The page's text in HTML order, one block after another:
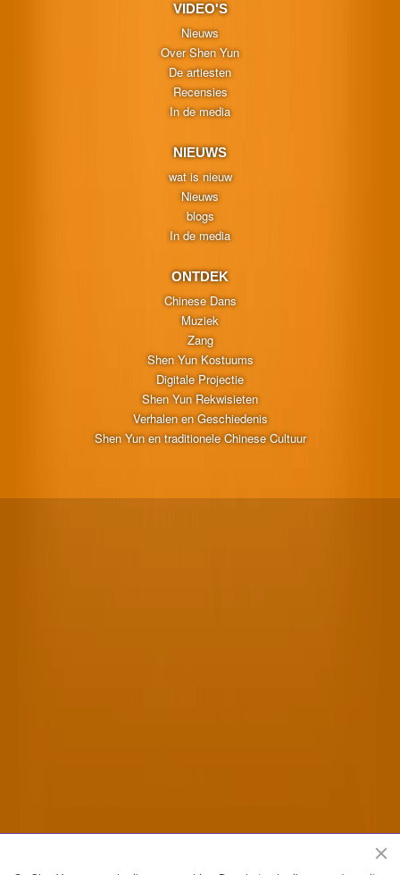
VIDEO'S
Nieuws
Over Shen Yun
De artiesten
Recensies
In de media
NIEUWS
wat is nieuw
Nieuws
blogs
In de media
ONTDEK
Chinese Dans
Muziek
Zang
Shen Yun Kostuums
Digitale Projectie
Shen Yun Rekwisieten
Verhalen en Geschiedenis
Shen Yun en traditionele Chinese Cultuur